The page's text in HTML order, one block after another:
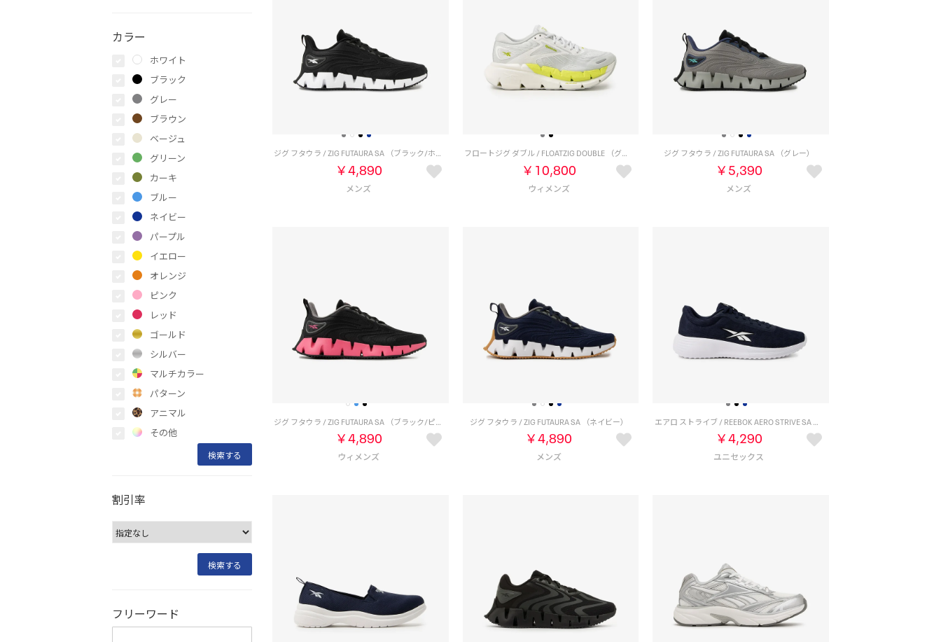
カラー
ホワイト
ブラック
グレー
ブラウン
ベージュ
グリーン
カーキ
ブルー
ネイビー
パープル
イエロー
オレンジ
ピンク
レッド
ゴールド
シルバー
マルチカラー
パターン
アニマル
その他
割引率
フリーワード
ジグ フタウラ / ZIG FUTAURA SA （ブラック/ホワイト）
￥4,890
フロートジグ ダブル / FLOATZIG DOUBLE （グレー/ライム）
￥10,800
ジグ フタウラ / ZIG FUTAURA SA （グレー）
￥5,390
ジグ フタウラ / ZIG FUTAURA SA （ブラック/ピンク）
￥4,890
ジグ フタウラ / ZIG FUTAURA SA （ネイビー）
￥4,890
エアロ ストライブ / REEBOK AERO STRIVE SA （ネイビー）
￥4,290